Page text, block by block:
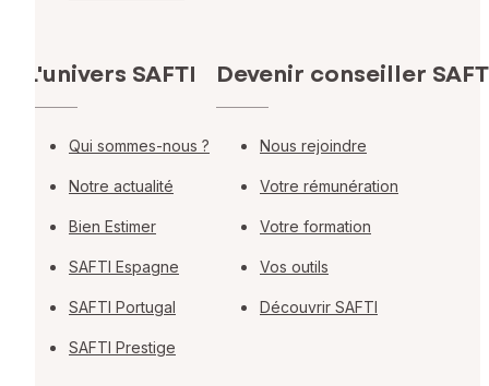
L'univers SAFTI
Qui sommes-nous ?
Notre actualité
Bien Estimer
SAFTI Espagne
SAFTI Portugal
SAFTI Prestige
Devenir conseiller
Nous rejoindre
Votre rémunération
Votre formation
Vos outils
Découvrir SAFTI